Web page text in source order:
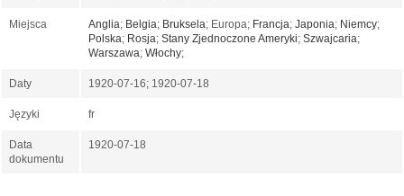
Miejsca Anglia; Belgia; Bruksela; Europa; Francja; Japonia; Niemcy;
Polska; Rosja; Stany Zjednoczone Ameryki; Szwajcaria;
Warszawa; Włochy;
Daty 1920-07-16; 1920-07-18
Języki fr
Data
dokumentu
1920-07-18